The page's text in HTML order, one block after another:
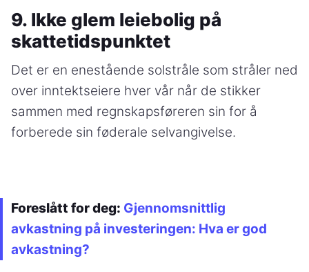
9. Ikke glem leiebolig på
skattetidspunktet
Det er en enestående solstråle som stråler ned
over inntektseiere hver vår når de stikker
sammen med regnskapsføreren sin for å
forberede sin føderale selvangivelse.
Foreslått for deg: Gjennomsnittlig
avkastning på investeringen: Hva er god
avkastning?